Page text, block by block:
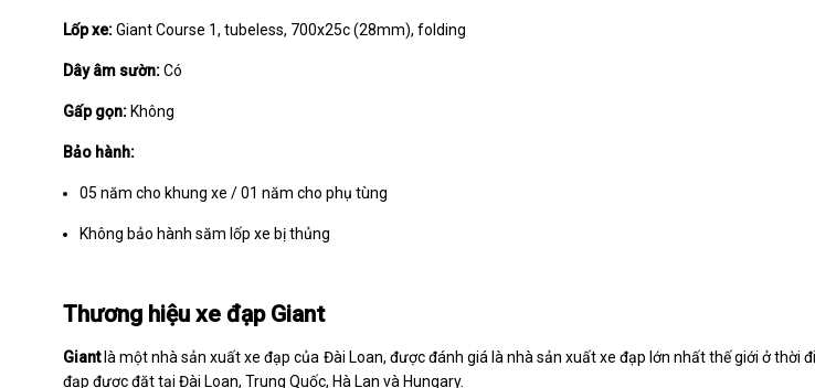
Lốp xe:Giant Course 1, tubeless, 700x25c (28mm), folding
Dây âm sườn:Có
Gấp gọn: Không
Bảo hành:
05 năm cho khung xe / 01 năm cho phụ tùng
Không bảo hành săm lốp xe bị thủng
Thương hiệu xe đạp Giant
Giant là một nhà sản xuất xe đạp của Đài Loan, được đánh giá là nhà sản xuất xe đạp lớn nhất thế giới ở thời
đạp được đặt tại Đài Loan, Trung Quốc, Hà Lan và Hungary.